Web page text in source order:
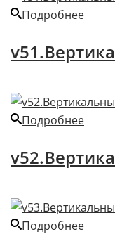
Подробнее
Подробнее
Подробнее